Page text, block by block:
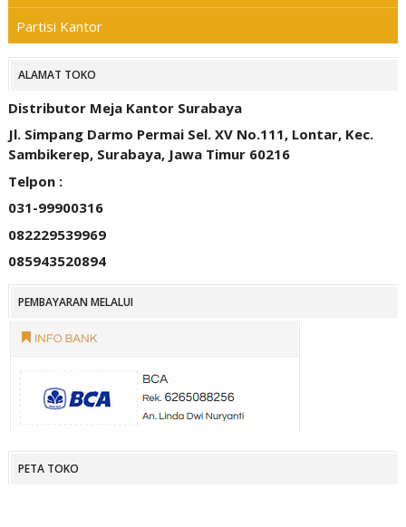
Partisi Kantor
ALAMAT TOKO
Distributor Meja Kantor Surabaya
Jl. Simpang Darmo Permai Sel. XV No.111, Lontar, Kec.
Sambikerep, Surabaya, Jawa Timur 60216
Telpon :
031-99900316
082229539969
085943520894
PEMBAYARAN MELALUI
PETA TOKO